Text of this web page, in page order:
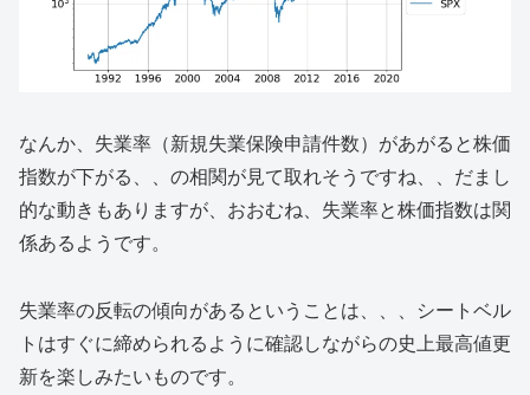
なんか、失業率（新規失業保険申請件数）があがると株価
指数が下がる、、の相関が見て取れそうですね、、だまし
的な動きもありますが、おおむね、失業率と株価指数は関
係あるようです。
失業率の反転の傾向があるということは、、、シートベル
トはすぐに締められるように確認しながらの史上最高値更
新を楽しみたいものです。